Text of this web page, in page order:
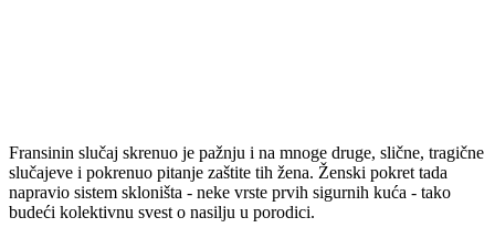
Fransinin slučaj skrenuo je pažnju i na mnoge druge, slične, tragične
slučajeve i pokrenuo pitanje zaštite tih žena. Ženski pokret tada
napravio sistem skloništa - neke vrste prvih sigurnih kuća - tako
budeći kolektivnu svest o nasilju u porodici.